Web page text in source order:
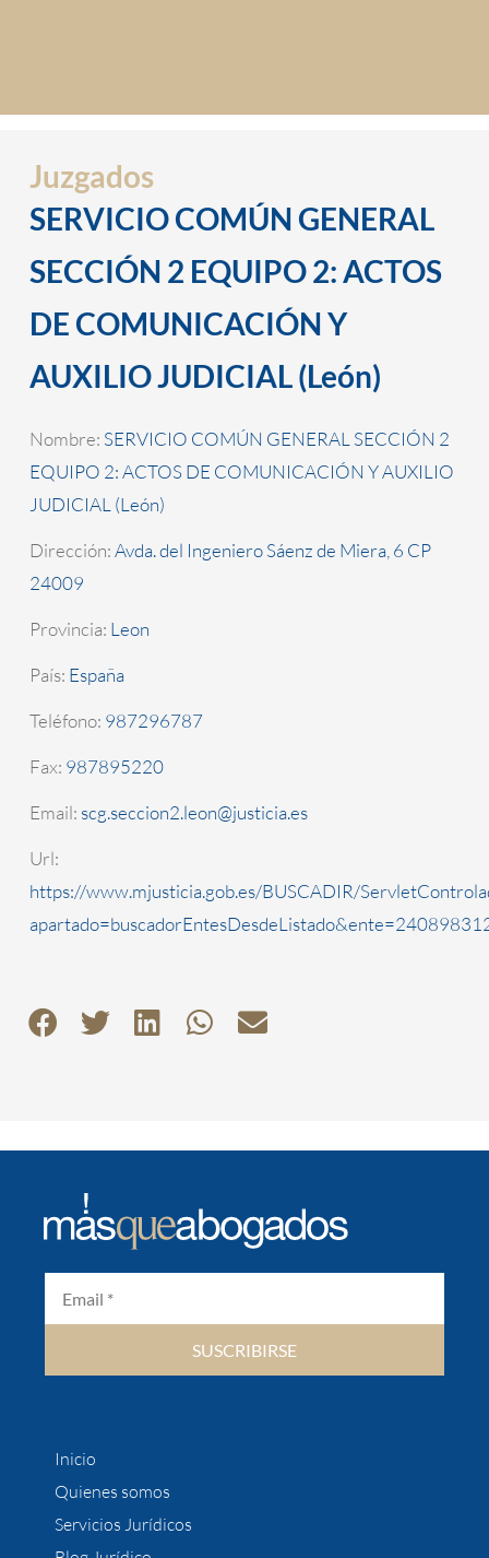
Juzgados
SERVICIO COMÚN GENERAL
SECCIÓN 2 EQUIPO 2: ACTOS
DE COMUNICACIÓN Y
AUXILIO JUDICIAL (León)
Nombre: SERVICIO COMÚN GENERAL SECCIÓN 2
EQUIPO 2: ACTOS DE COMUNICACIÓN Y AUXILIO
JUDICIAL (León)
Dirección:Avda. del Ingeniero Sáenz de Miera, 6 CP
24009
Provincia: Leon
País: España
Teléfono: 987296787
Fax: 987895220
Email: scg.seccion2.leon@justicia.es
Url:
https://www.mjusticia.gob.es/BUSCADIR/
SUSCRIBIRSE
Inicio
Quienes somos
Servicios Jurídicos